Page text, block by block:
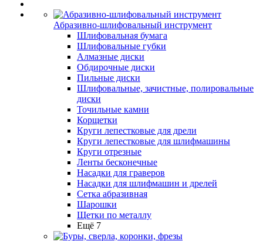
Абразивно-шлифовальный инструмент
Шлифовальная бумага
Шлифовальные губки
Алмазные диски
Обдирочные диски
Пильные диски
Шлифовальные, зачистные, полировальные
диски
Точильные камни
Корщетки
Круги лепестковые для дрели
Круги лепестковые для шлифмашины
Круги отрезные
Ленты бесконечные
Насадки для граверов
Насадки для шлифмашин и дрелей
Сетка абразивная
Шарошки
Щетки по металлу
Ещё 7